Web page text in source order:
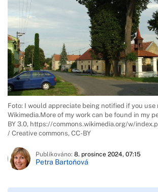
Foto: I would appreciate being notified if you use
Wikimedia.More of my work can be found in my
BY 3.0, https://commons.wikimedia.org/w/
/ Creative commons, CC-BY
Publikováno: 8. prosince 2024, 07:15
Petra Bartoňová